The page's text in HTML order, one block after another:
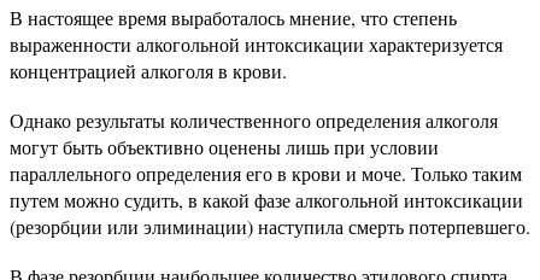
В настоящее время выработалось мнение, что степень
выраженности алкогольной интоксикации характеризуется
концентрацией алкоголя в крови.
Однако результаты количественного определения алкоголя
могут быть объективно оценены лишь при условии
параллельного определения его в крови и моче. Только таким
путем можно судить, в какой фазе алкогольной интоксикации
(резорбции или элиминации) наступила смерть потерпевшего.